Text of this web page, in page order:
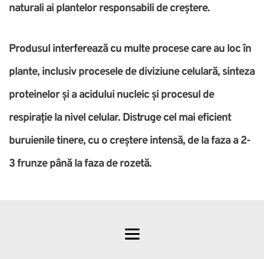
naturali ai plantelor responsabili de creștere.
Produsul interferează cu multe procese care au loc în
plante, inclusiv procesele de diviziune celulară, sinteza
proteinelor și a acidului nucleic și procesul de
respirație la nivel celular. Distruge cel mai eficient
buruienile tinere, cu o creștere intensă, de la faza a 2-
3 frunze până la faza de rozetă.